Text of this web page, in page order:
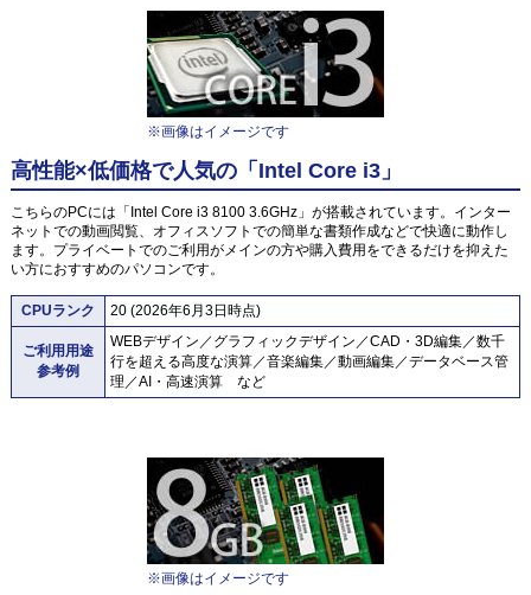
※画像はイメージです
高性能×低価格で人気の「Intel Core i3」
こちらのPCには「Intel Core i3 8100 3.6GHz」が搭載されています。インター
ネットでの動画閲覧、オフィスソフトでの簡単な書類作成などで快適に動作し
ます。プライベートでのご利用がメインの方や購入費用をできるだけを抑えた
い方におすすめのパソコンです。
CPUランク 20 (2026年6月3日時点)
ご利用用途
参考例
WEBデザイン／グラフィックデザイン／CAD・3D編集／数千
行を超える高度な演算／音楽編集／動画編集／データベース管
理／AI・高速演算 など
※画像はイメージです